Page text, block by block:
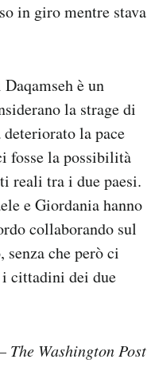
in giro mentre stava
è un
la strage di
la pace
fosse la possibilità
reali tra i due paesi.
e Giordania hanno
collaborando sul
che però ci
cittadini dei due
The Washington Post